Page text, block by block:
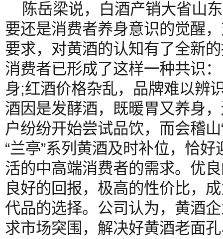
陈岳梁说，白酒产销大省山
要还是消费者养身意识的觉醒
要求，对黄酒的认知有了全新
消费者已形成了这样一种共识
身;红酒价格杂乱，品牌难以辨
酒因是发酵酒，既暖胃又养身
户纷纷开始尝试品饮，而会稽
“兰亭”系列黄酒及时补位，恰
活的中高端消费者的需求。优
良好的回报，极高的性价比，
代品的选择。公司认为，黄酒
求市场突围，解决好黄酒老面